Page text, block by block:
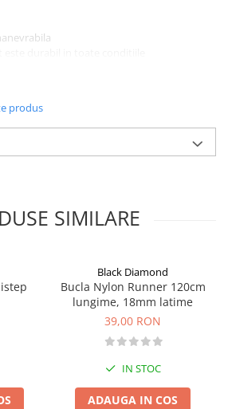
caldura la coborare sau rapel
la 7,7 la 11 mm
produs
SIMILARE
Black Diamond
Bucla Nylon Runner 120cm
lungime, 18mm latime
39,00 RON
IN STOC
ADAUGA IN COS